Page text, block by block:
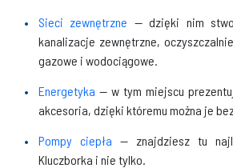
Sieci zewnętrzne — dzięki nim
kanalizacje zewnętrzne,
gazowe i wodociągowe.
Energetyka — w tym miejscu
akcesoria, dzięki któremu można je
Pompy ciepła — znajdziesz tu
Kluczborka i nie tylko.